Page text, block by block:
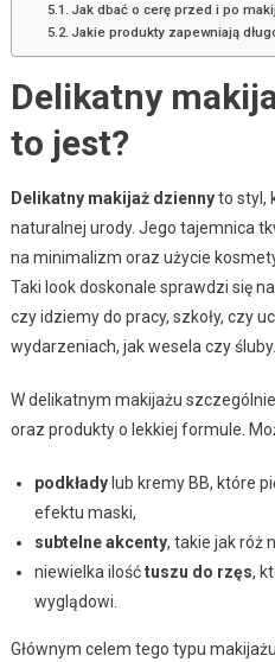
Jak dbać o cerę przed i po
Jakie produkty zapewniają
Delikatny
to jest?
Delikatny makijaż dziennyto styl,
naturalnej urody. Jego tajemnica
na minimalizm oraz użycie
Taki look doskonale sprawdzi się
czy idziemy do pracy, szkoły, czy
wydarzeniach, jak wesela czy śluby.
W delikatnym makijażu
oraz produkty o lekkiej formule.
podkładylub kremy BB, które
efektu maski,
subtelne akcenty, takie jak róż
niewielka ilośćtuszu do rzęs,
wyglądowi.
Głównym celem tego typu